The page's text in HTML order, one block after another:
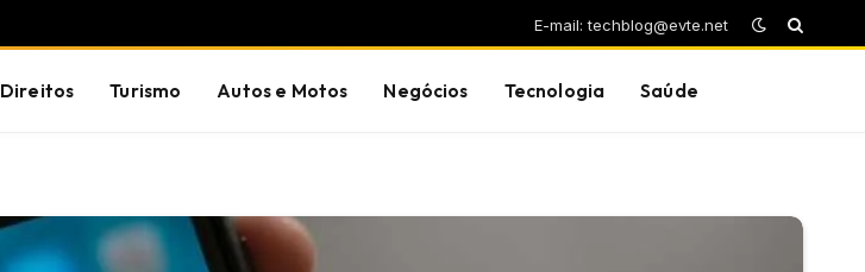
E-mail: techblog@evte.net
Direitos Turismo Autos e Motos Negócios Tecnologia Saúde